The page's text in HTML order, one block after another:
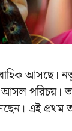
আসছে।
পরিচয়।
এই প্রথম